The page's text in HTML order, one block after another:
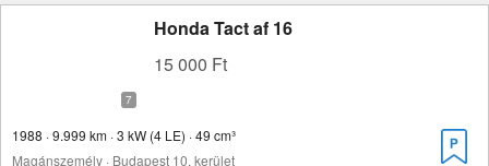
Honda Tact af 16
15 000 Ft
1988 · 9.999 km · 3 kW (4 LE) · 49 cm³
Magánszemély · Budapest 10. kerület